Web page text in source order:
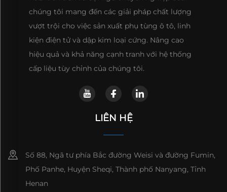
chúng tôi mang đến các giải pháp chất lượng
vượt trội cho việc sản xuất phụ tùng ô tô, linh
kiện điện tử và dập kim loại cứng. Nâng cao
hiệu quả và khả năng cạnh tranh với hệ thống
cấp liệu tùy chỉnh của chúng tôi.
LIÊN HỆ
Số 88, Ngã tư phía Bắc đường Weisi và đường Fumin,
Phố Panhe, Huyện Sheqi, Thành phố Nanyang, Tỉnh
Henan